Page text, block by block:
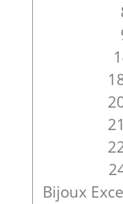
Bijoux